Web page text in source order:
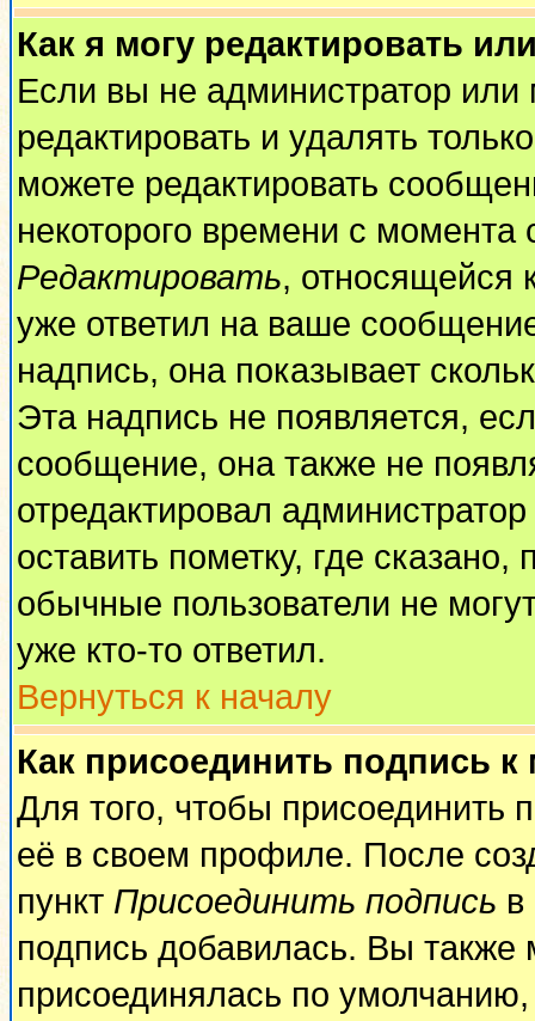
Как я могу редактировать
Если вы не администратор
редактировать и удалять
можете редактировать
некоторого времени с
Редактировать, относящейся
уже ответил на ваше
надпись, она показывает
Эта надпись не появляется,
сообщение, она также не
отредактировал
оставить пометку, где
обычные пользователи не
уже кто-то ответил.
Вернуться к началу
Как присоединить подпись
Для того, чтобы присоединить
её в своем профиле. После
пункт Присоединить подпись
подпись добавилась. Вы также
присоединялась по